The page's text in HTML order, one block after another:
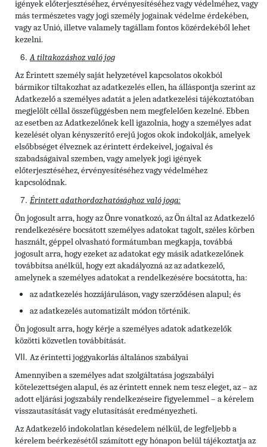
igények előterjesztéséhez, érvényesítéséhez vagy védelméhez, vagy
más természetes vagy jogi személy jogainak védelme érdekében,
vagy az Unió, illetve valamely tagállam fontos közérdekéből lehet
kezelni.
A tiltakozáshoz való jog
Az Érintett személy saját helyzetével kapcsolatos okokból
bármikor tiltakozhat az adatkezelés ellen, ha álláspontja szerint az
Adatkezelő a személyes adatát a jelen adatkezelési tájékoztatóban
megjelölt céllal összefüggésben nem megfelelően kezelné. Ebben
az esetben az Adatkezelőnek kell igazolnia, hogy a személyes adat
kezelését olyan kényszerítő erejű jogos okok indokolják, amelyek
elsőbbséget élveznek az érintett érdekeivel, jogaival és
szabadságaival szemben, vagy amelyek jogi igények
előterjesztéséhez, érvényesítéséhez vagy védelméhez
kapcsolódnak.
Érintett adathordozhatósághoz való joga:
Ön jogosult arra, hogy az Önre vonatkozó, az Ön által az Adatkezelő
rendelkezésére bocsátott személyes adatokat tagolt, széles körben
használt, géppel olvasható formátumban megkapja, továbbá
jogosult arra, hogy ezeket az adatokat egy másik adatkezelőnek
továbbítsa anélkül, hogy ezt akadályozná az az adatkezelő,
amelynek a személyes adatokat a rendelkezésére bocsátotta, ha:
az adatkezelés hozzájáruláson, vagy szerződésen alapul; és
az adatkezelés automatizált módon történik.
Ön jogosult arra, hogy kérje a személyes adatok adatkezelők
közötti közvetlen továbbítását.
Az érintetti joggyakorlás általános szabályai
Amennyiben a személyes adat szolgáltatása jogszabályi
kötelezettségen alapul, és az érintett ennek nem tesz eleget, az – az
adott eljárási jogszabály rendelkezéseire figyelemmel – a kérelem
visszautasítását vagy elutasítását eredményezheti.
Az Adatkezelő indokolatlan késedelem nélkül, de legfeljebb a
kérelem beérkezésétől számított egy hónapon belül tájékoztatja az